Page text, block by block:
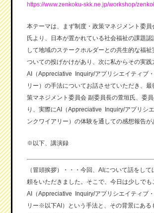
https://www.zenkoku-skk.ne.jp/workshop/
本テーマは、まず制度・政策マネジメント委員
氏より、日本が置かれている社会福祉の課題認
して地域のステークホルダーとの共生的な福祉
ついての投げかけがあり、次に私からその実践
AI（Appreciative Inquiry/アプリシエイティブ
リー）の手法についてお話させていただき、最
策マネジメント委員会 副委員長の萱垣氏、委
り、実際にAI（Appreciative Inquiry/アプリシ
ンクワイアリー）の体験を通しての感想報告が
※以下、講演録
（冒頭挨拶）・・・今回、AIについて話をして
頼をいただきました。そこで、今日は少しでも
AI（Appreciative Inquiry/アプリシエイティブ
リー※以下AI）という手法と、その背景にある